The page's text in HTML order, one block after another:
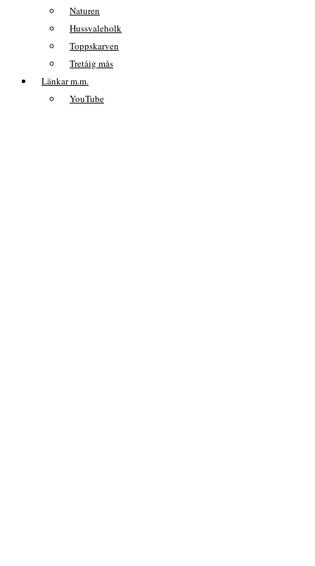
Naturen
Hussvaleholk
Toppskarven
Tretåig mås
Länkar m.m.
YouTube